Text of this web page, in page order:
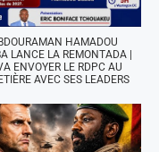
HAMADOU
LANCE LA REMONTADA |
ENVOYER LE RDPC AU
AVEC SES LEADERS